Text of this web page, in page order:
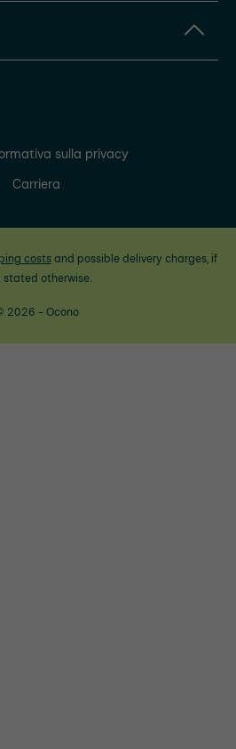
sulla privacy
Carriera
costsand possible delivery charges, if
stated otherwise.
2026 - Ocono